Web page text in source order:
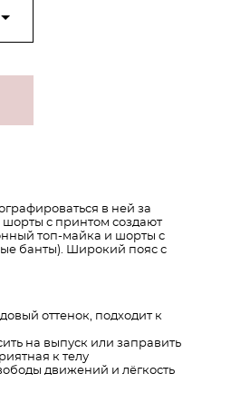
в ней за
с принтом создают
топ-майка и шорты с
банты). Широкий пояс с
оттенок, подходит к
на выпуск или заправить
к телу
движений и лёгкость